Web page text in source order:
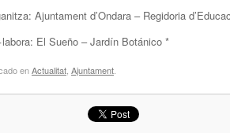
Ajuntament d’Ondara – Regidoria
El Sueño – Jardín Botánico *
enActualitat Ajuntament